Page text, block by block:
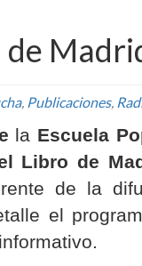
, Publicaciones,
la Escuela
Libro de
de la
el